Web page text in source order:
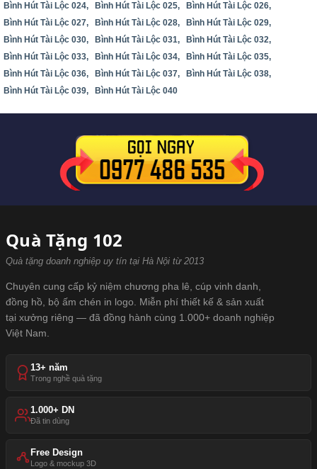
Bình Hút Tài Lộc 024,
Bình Hút Tài Lộc 025,
Bình Hút Tài Lộc 026,
Bình Hút Tài Lộc 027,
Bình Hút Tài Lộc 028,
Bình Hút Tài Lộc 029,
Bình Hút Tài Lộc 030,
Bình Hút Tài Lộc 031,
Bình Hút Tài Lộc 032,
Bình Hút Tài Lộc 033,
Bình Hút Tài Lộc 034,
Bình Hút Tài Lộc 035,
Bình Hút Tài Lộc 036,
Bình Hút Tài Lộc 037,
Bình Hút Tài Lộc 038,
Bình Hút Tài Lộc 039,
Bình Hút Tài Lộc 040
Quà Tặng 102
Quà tặng doanh nghiệp uy tín tại Hà Nội từ 2013
Chuyên cung cấp kỷ niệm chương pha lê, cúp vinh danh,
đồng hồ, bộ ấm chén in logo. Miễn phí thiết kế & sản xuất
tại xưởng riêng — đã đồng hành cùng 1.000+ doanh nghiệp
Việt Nam.
13+ năm
Trong nghề quà tặng
1.000+ DN
Đã tin dùng
Free Design
Logo & mockup 3D